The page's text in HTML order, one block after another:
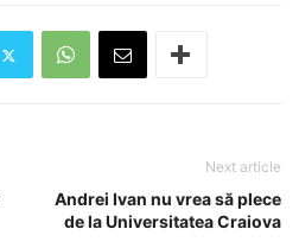
Next article
Andrei Ivan nu vrea să plece
de la Universitatea Craiova